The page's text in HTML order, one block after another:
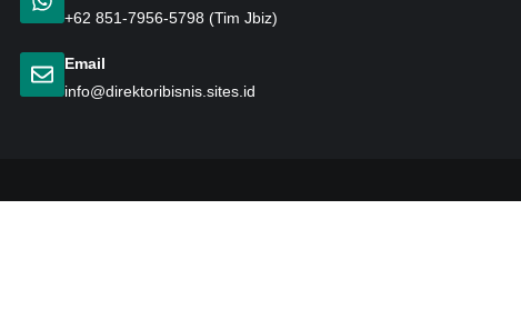
+62 851-7956-5798 (Tim Jbiz)
Email
info@direktoribisnis.sites.id